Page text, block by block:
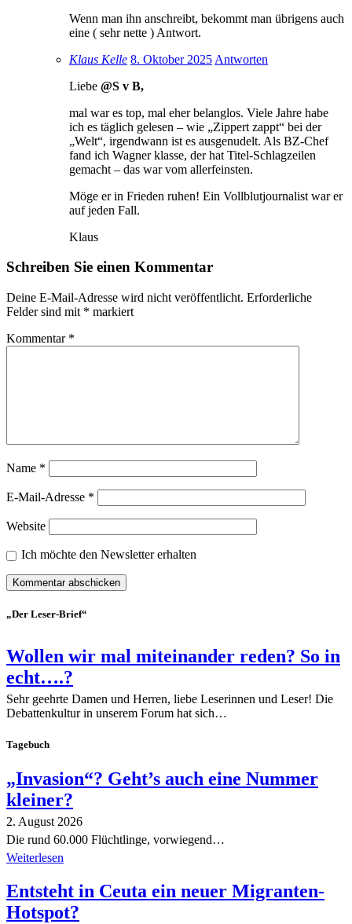
Wenn man ihn anschreibt, bekommt man übrigens auch
eine ( sehr nette ) Antwort.
Klaus Kelle 8. Oktober 2025 Antworten
Liebe @S v B,
mal war es top, mal eher belanglos. Viele Jahre habe
ich es täglich gelesen – wie „Zippert zappt“ bei der
„Welt“, irgendwann ist es ausgenudelt. Als BZ-Chef
fand ich Wagner klasse, der hat Titel-Schlagzeilen
gemacht – das war vom allerfeinsten.
Möge er in Frieden ruhen! Ein Vollblutjournalist war er
auf jeden Fall.
Klaus
Schreiben Sie einen Kommentar
Deine E-Mail-Adresse wird nicht veröffentlicht. Erforderliche
Felder sind mit * markiert
Kommentar *
Name *
E-Mail-Adresse *
Website
Ich möchte den Newsletter erhalten
„Der Leser-Brief“
Wollen wir mal miteinander reden? So in
echt….?
Sehr geehrte Damen und Herren, liebe Leserinnen und Leser! Die
Debattenkultur in unserem Forum hat sich…
Tagebuch
„Invasion“? Geht’s auch eine Nummer
kleiner?
2. August 2026
Die rund 60.000 Flüchtlinge, vorwiegend…
Weiterlesen
Entsteht in Ceuta ein neuer Migranten-
Hotspot?